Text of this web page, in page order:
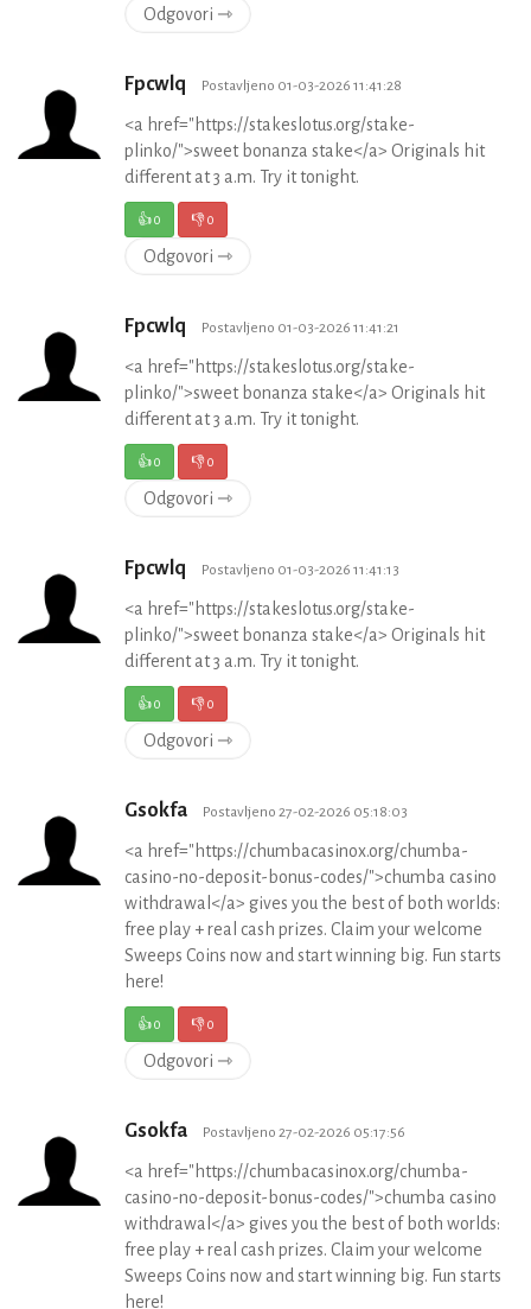
Odgovori ⇾
Fpcwlq Postavljeno 01-03-2026 11:41:28
<a href="https://stakeslotus.org/stake-
plinko/">sweet bonanza stake</a> Originals hit
different at 3 a.m. Try it tonight.
👍0 👎0
Odgovori ⇾
Fpcwlq Postavljeno 01-03-2026 11:41:21
<a href="https://stakeslotus.org/stake-
plinko/">sweet bonanza stake</a> Originals hit
different at 3 a.m. Try it tonight.
👍0 👎0
Odgovori ⇾
Fpcwlq Postavljeno 01-03-2026 11:41:13
<a href="https://stakeslotus.org/stake-
plinko/">sweet bonanza stake</a> Originals hit
different at 3 a.m. Try it tonight.
👍0 👎0
Odgovori ⇾
Gsokfa Postavljeno 27-02-2026 05:18:03
<a href="https://chumbacasinox.org/chumba-
casino-no-deposit-bonus-codes/">chumba casino
withdrawal</a> gives you the best of both worlds:
free play + real cash prizes. Claim your welcome
Sweeps Coins now and start winning big. Fun starts
here!
👍0 👎0
Odgovori ⇾
Gsokfa Postavljeno 27-02-2026 05:17:56
<a href="https://chumbacasinox.org/chumba-
casino-no-deposit-bonus-codes/">chumba casino
withdrawal</a> gives you the best of both worlds:
free play + real cash prizes. Claim your welcome
Sweeps Coins now and start winning big. Fun starts
here!